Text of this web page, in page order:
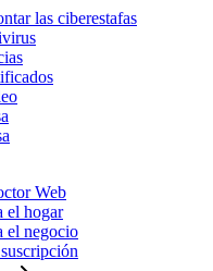
las ciberestafas
Web
el hogar
el negocio